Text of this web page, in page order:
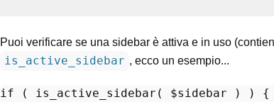
Puoi verificare se una sidebar è attiva e in uso
is_active_sidebar , ecco un esempio...
if ( is_active_sidebar( $sidebar ) ) {